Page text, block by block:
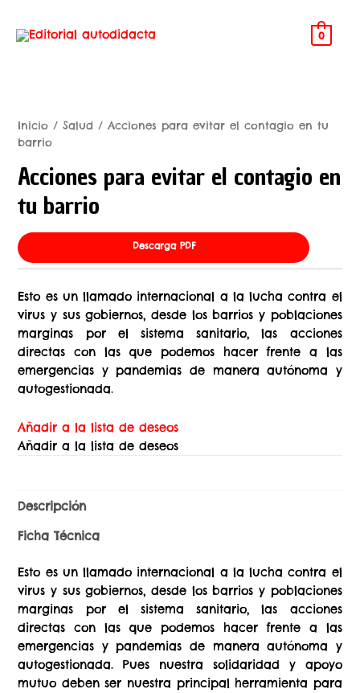
0
Inicio /Salud / Acciones para evitar el contagio en tu
barrio
Acciones para evitar el contagio en
tu barrio
Descarga PDF
Esto es un llamado internacional a la lucha contra el
virus y sus gobiernos, desde los barrios y poblaciones
marginas por el sistema sanitario, las acciones
directas con las que podemos hacer frente a las
emergencias y pandemias de manera autónoma y
autogestionada.
Añadir a la lista de deseos
Añadir a la lista de deseos
Descripción
Ficha Técnica
Esto es un llamado internacional a la lucha contra el
virus y sus gobiernos, desde los barrios y poblaciones
marginas por el sistema sanitario, las acciones
directas con las que podemos hacer frente a las
emergencias y pandemias de manera autónoma y
autogestionada. Pues nuestra solidaridad y apoyo
mutuo deben ser nuestra principal herramienta para